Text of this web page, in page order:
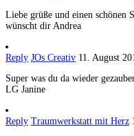
Liebe grüße und einen schönen
wünscht dir Andrea
Reply JOs Creativ 11. August
Super was du da wieder
LG Janine
Reply Traumwerkstatt mit Herz